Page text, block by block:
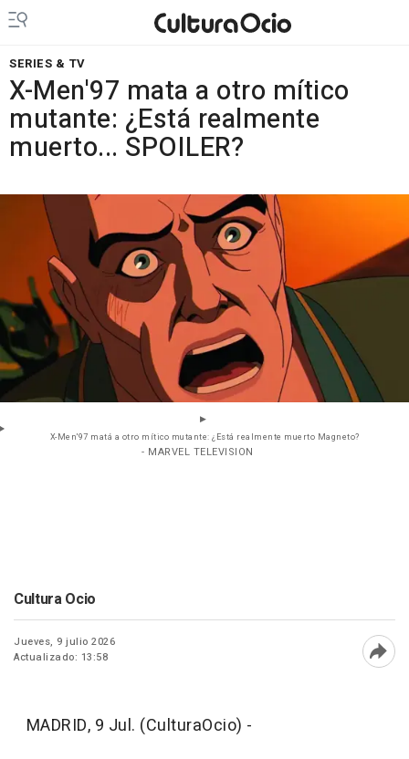
SERIES & TV
X-Men'97 mata a otro mítico
mutante: ¿Está realmente
muerto... SPOILER?
X-Men'97 matá a otro mítico mutante: ¿Está realmente muerto Magneto?
- MARVEL TELEVISION
Cultura Ocio
Jueves, 9 julio 2026
Actualizado: 13:58
MADRID, 9 Jul. (CulturaOcio) -